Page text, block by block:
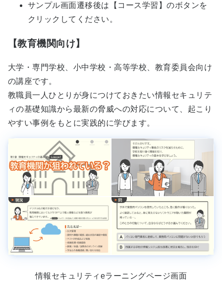
サンプル画面遷移後は【コース学習】のボタンを
クリックしてください。
【教育機関向け】
大学・専門学校、小中学校・高等学校、教育委員会向け
の講座です。
教職員一人ひとりが身につけておきたい情報セキュリテ
ィの基礎知識から最新の脅威への対応について、起こり
やすい事例をもとに実践的に学びます。
情報セキュリティeラーニングページ画面